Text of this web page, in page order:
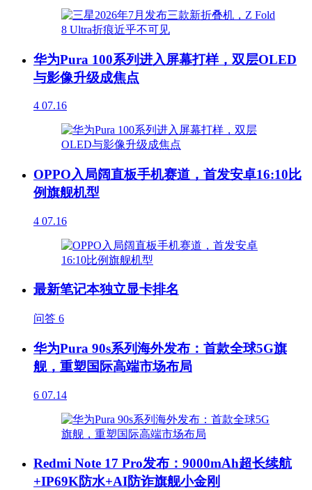
华为Pura 100系列进入屏幕打样，双层OLED
与影像升级成焦点
4 07.16
OPPO入局阔直板手机赛道，首发安卓16:10比
例旗舰机型
4 07.16
最新笔记本独立显卡排名
问答 6
华为Pura 90s系列海外发布：首款全球5G旗
舰，重塑国际高端市场布局
6 07.14
Redmi Note 17 Pro发布：9000mAh超长续航
+IP69K防水+AI防诈旗舰小金刚